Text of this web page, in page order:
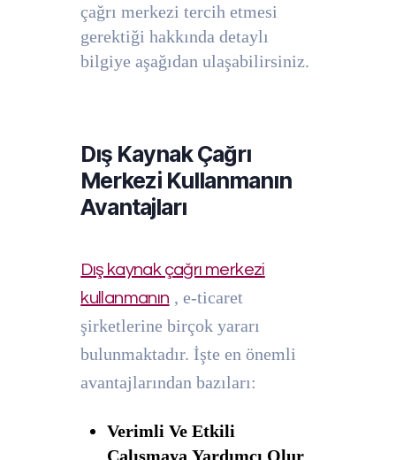
çağrı merkezi tercih etmesi
gerektiği hakkında detaylı
bilgiye aşağıdan ulaşabilirsiniz.
Dış Kaynak Çağrı
Merkezi Kullanmanın
Avantajları
Dış kaynak çağrı merkezi
kullanmanın , e-ticaret
şirketlerine birçok yararı
bulunmaktadır. İşte en önemli
avantajlarından bazıları:
Verimli Ve Etkili